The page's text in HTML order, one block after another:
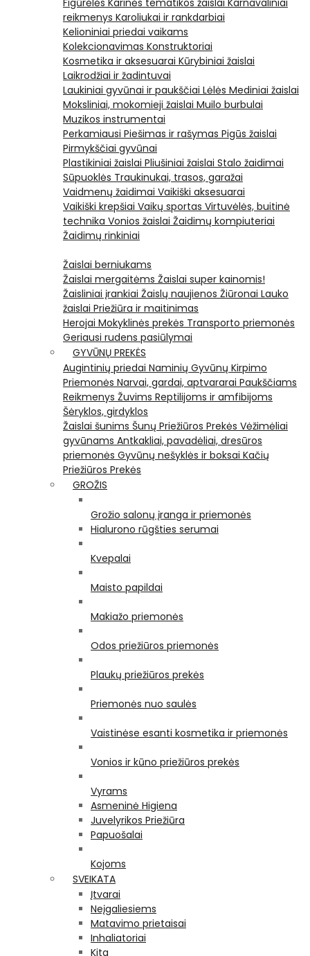
Figūrėlės Karinės tematikos žaislai Karnavaliniai
reikmenys Karoliukai ir rankdarbiai
Kelioniniai priedai vaikams
Kolekcionavimas Konstruktoriai
Kosmetika ir aksesuarai Kūrybiniai žaislai
Laikrodžiai ir žadintuvai
Laukiniai gyvūnai ir paukščiai Lėlės Mediniai žaislai
Moksliniai, mokomieji žaislai Muilo burbulai
Muzikos instrumentai
Perkamiausi Piešimas ir rašymas Pigūs žaislai
Pirmykščiai gyvūnai
Plastikiniai žaislai Pliušiniai žaislai Stalo žaidimai
Sūpuoklės Traukinukai, trasos, garažai
Vaidmenų žaidimai Vaikiški aksesuarai
Vaikiški krepšiai Vaikų sportas Virtuvėlės, buitinė
technika Vonios žaislai Žaidimų kompiuteriai
Žaidimų rinkiniai
Žaislai berniukams
Žaislai mergaitėms Žaislai super kainomis!
Žaisliniai įrankiai Žaislų naujienos Žiūronai Lauko
žaislai Priežiūra ir maitinimas
Herojai Mokyklinės prekės Transporto priemonės
Geriausi rudens pasiūlymai
GYVŪNŲ PREKĖS
Augintinių priedai Naminių Gyvūnų Kirpimo
Priemonės Narvai, gardai, aptvararai Paukščiams
Reikmenys Žuvims Reptilijoms ir amfibijoms
Šėryklos, girdyklos
Žaislai šunims Šunų Priežiūros Prekės Vėžimėliai
gyvūnams Antkakliai, pavadėliai, dresūros
priemonės Gyvūnų nešyklės ir boksai Kačių
Priežiūros Prekės
GROŽIS
Grožio salonų įranga ir priemonės
Hialurono rūgšties serumai
Kvepalai
Maisto papildai
Makiažo priemonės
Odos priežiūros priemonės
Plaukų priežiūros prekės
Priemonės nuo saulės
Vaistinėse esanti kosmetika ir priemonės
Vonios ir kūno priežiūros prekės
Vyrams
Asmeninė Higiena
Juvelyrikos Priežiūra
Papuošalai
Kojoms
SVEIKATA
Įtvarai
Neįgaliesiems
Matavimo prietaisai
Inhaliatoriai
Kita